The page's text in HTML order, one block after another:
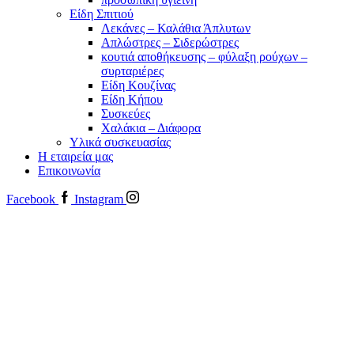
Είδη Σπιτιού
Λεκάνες – Καλάθια Άπλυτων
Απλώστρες – Σιδερώστρες
κουτιά αποθήκευσης – φύλαξη ρούχων –
συρταριέρες
Είδη Κουζίνας
Είδη Κήπου
Συσκεύες
Χαλάκια – Διάφορα
Yλικά συσκευασίας
Η εταιρεία μας
Επικοινωνία
Facebook Instagram